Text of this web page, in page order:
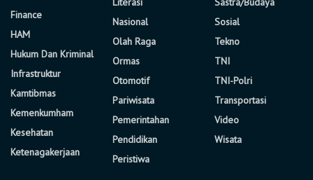
Finance
HAM
Hukum Dan Kriminal
Infrastruktur
Kamtibmas
Kemenkumham
Kesehatan
Ketenagakerjaan
Nasional
Olah Raga
Ormas
Otomotif
Pariwisata
Pemerintahan
Pendidikan
Peristiwa
Sosial
Tekno
TNI
TNI-Polri
Transportasi
Video
Wisata